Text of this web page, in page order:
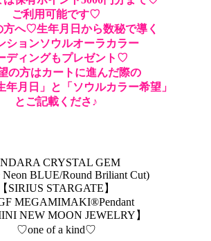
ご利用可能です♡
方へ♡生年月日から数秘で導く
ションソウルオーラカラー
ディングもプレゼント♡
の方はカートに進んだ際の
年月日」と「ソウルカラー希望」
とご記載くださ♪
CRYSTAL GEM
Neon BLUE/Round Briliant Cut)
【SIRIUS STARGATE】
MEGAMIMAKI®︎Pendant
NEW MOON JEWELRY】
♡one of a kind♡